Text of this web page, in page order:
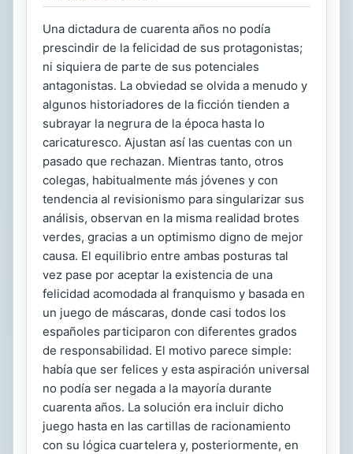
Una dictadura de cuarenta años no podía
prescindir de la felicidad de sus protagonistas;
ni siquiera de parte de sus potenciales
antagonistas. La obviedad se olvida a menudo y
algunos historiadores de la ficción tienden a
subrayar la negrura de la época hasta lo
caricaturesco. Ajustan así las cuentas con un
pasado que rechazan. Mientras tanto, otros
colegas, habitualmente más jóvenes y con
tendencia al revisionismo para singularizar sus
análisis, observan en la misma realidad brotes
verdes, gracias a un optimismo digno de mejor
causa. El equilibrio entre ambas posturas tal
vez pase por aceptar la existencia de una
felicidad acomodada al franquismo y basada en
un juego de máscaras, donde casi todos los
españoles participaron con diferentes grados
de responsabilidad. El motivo parece simple:
había que ser felices y esta aspiración universal
no podía ser negada a la mayoría durante
cuarenta años. La solución era incluir dicho
juego hasta en las cartillas de racionamiento
con su lógica cuartelera y, posteriormente, en